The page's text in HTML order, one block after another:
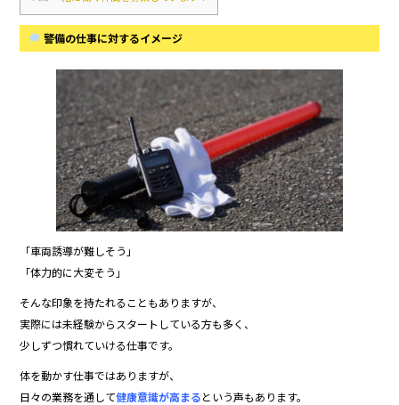
警備の仕事に対するイメージ
「車両誘導が難しそう」
「体力的に大変そう」
そんな印象を持たれることもありますが、
実際には未経験からスタートしている方も多く、
少しずつ慣れていける仕事です。
体を動かす仕事ではありますが、
日々の業務を通して健康意識が高まるという声もあります。